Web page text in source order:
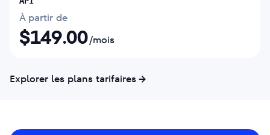
À partir de
$149.00/mois
Explorer les plans tarifaires